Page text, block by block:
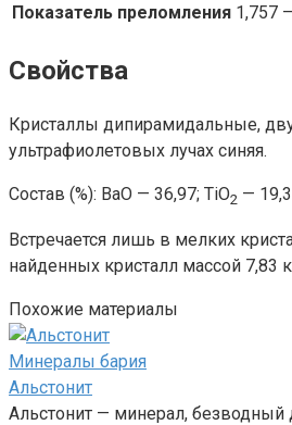
Показатель преломления 1,757
Свойства
Кристаллы дипирамидальные,
ультрафиолетовых лучах синяя.
Состав (%): BaO — 36,97; TiO2 —
Встречается лишь в мелких
найденных кристалл массой 7,83
Похожие материалы
Минералы бария‎
Альстонит
Альстонит — минерал, безводный